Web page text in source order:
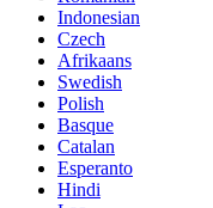
Indonesian
Czech
Afrikaans
Swedish
Polish
Basque
Catalan
Esperanto
Hindi